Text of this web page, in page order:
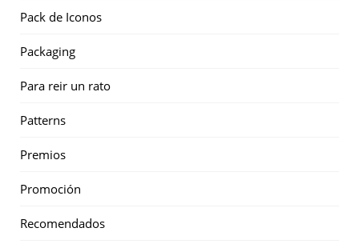
Pack de Iconos
Packaging
Para reir un rato
Patterns
Premios
Promoción
Recomendados